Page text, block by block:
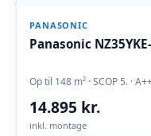
PANASONIC
Panasonic
Op til 148 m² · SCOP 5. ·
14.895 kr.
inkl. montage